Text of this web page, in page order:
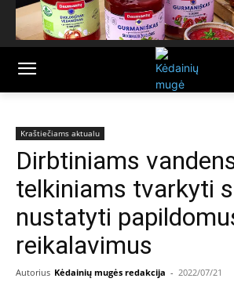
Kraštiečiams aktualu
Dirbtiniams
telkiniams tvarkyti
nustatyti
reikalavimus
Autorius Kėdainių mugės redakcija - 2022/07/21